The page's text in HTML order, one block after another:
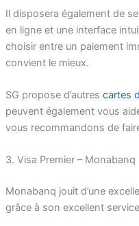
Il disposera également de
en ligne et une interface
choisir entre un paiement
convient le mieux.
SG propose d’autres cartes
peuvent également vous
vous recommandons de
3. Visa Premier – Monabanq
Monabanq jouit d’une
grâce à son excellent